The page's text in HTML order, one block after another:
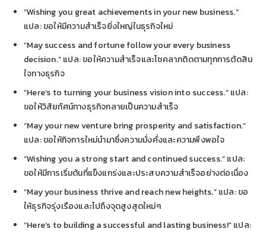
“Wishing you great achievements in your new business.”
แปล: ขอให้มีความสำเร็จยิ่งใหญ่ในธุรกิจใหม่
“May success and fortune follow your every business
decision.” แปล: ขอให้ความสำเร็จและโชคลาภติดตามทุกการตัดสิน
ใจทางธุรกิจ
“Here’s to turning your business vision into success.” แปล:
ขอให้วิสัยทัศน์ทางธุรกิจกลายเป็นความสำเร็จ
“May your new venture bring prosperity and satisfaction.”
แปล: ขอให้กิจการใหม่นำมาซึ่งความมั่งคั่งและความพึงพอใจ
“Wishing you a strong start and continued success.” แปล:
ขอให้มีการเริ่มต้นที่แข็งแกร่งและประสบความสำเร็จอย่างต่อเนื่อง
“May your business thrive and reach new heights.” แปล: ขอ
ให้ธุรกิจรุ่งเรืองและไปถึงจุดสูงสุดใหม่ๆ
“Here’s to building a successful and lasting business!” แปล: